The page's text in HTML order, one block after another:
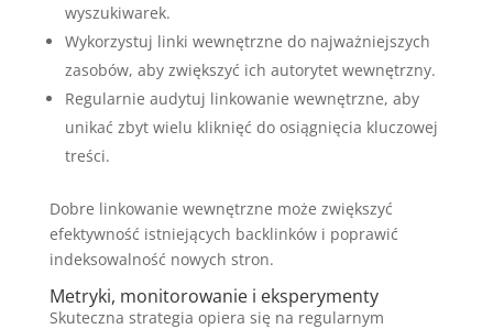
wyszukiwarek.
Wykorzystuj linki wewnętrzne do najważniejszych
zasobów, aby zwiększyć ich autorytet wewnętrzny.
Regularnie audytuj linkowanie wewnętrzne, aby
unikać zbyt wielu kliknięć do osiągnięcia kluczowej
treści.
Dobre linkowanie wewnętrzne może zwiększyć
efektywność istniejących backlinków i poprawić
indeksowalność nowych stron.
Metryki, monitorowanie i eksperymenty
Skuteczna strategia opiera się na regularnym